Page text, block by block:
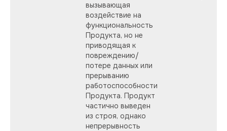
вызывающая
воздействие на
функциональность
Продукта, но не
приводящая к
повреждению/
потере данных или
прерыванию
работоспособности
Продукта. Продукт
частично выведен
из строя, однако
непрерывность